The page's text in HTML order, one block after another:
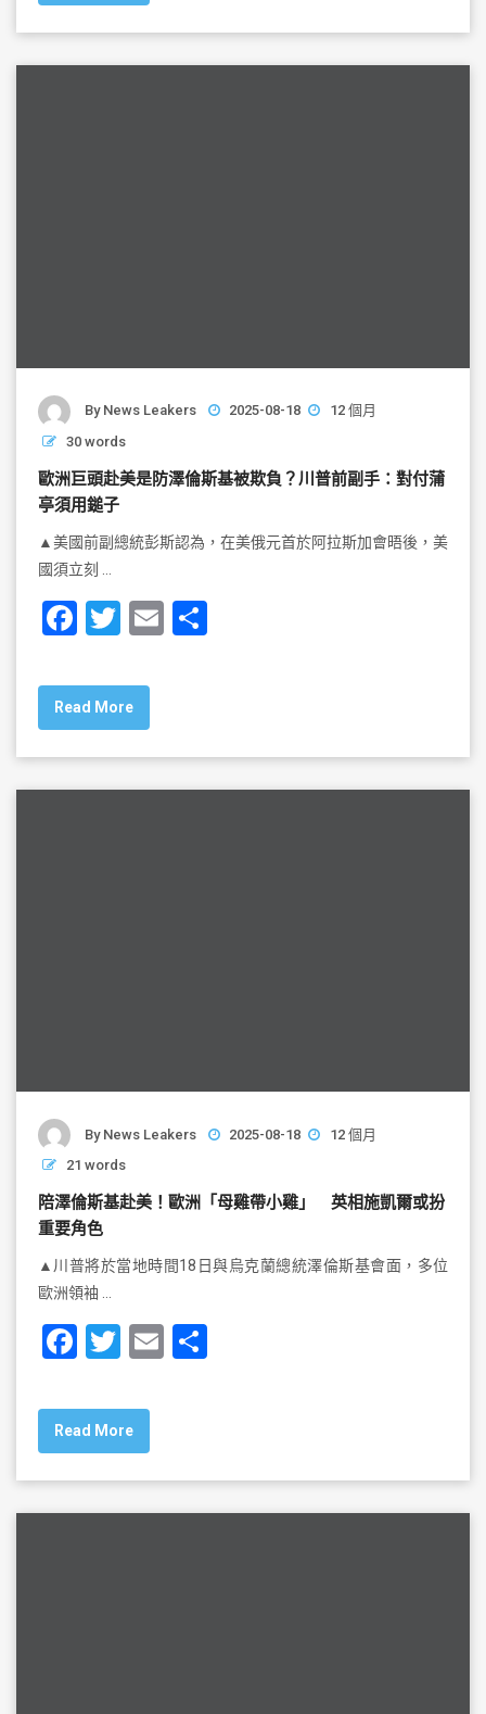
b
o
By News Leakers 2025-08-18
12 個月
30 words
歐洲巨頭赴美是防澤倫斯基被欺負？川普前副手：對付蒲
亭須用鎚子
▲美國前副總統彭斯認為，在美俄元首於阿拉斯加會晤後，美
國須立刻 …
F
c
e
b
o
T
tt
er
E
Read More
By News Leakers 2025-08-18
12 個月
21 words
陪澤倫斯基赴美！歐洲「母雞帶小雞」 英相施凱爾或扮
重要角色
▲川普將於當地時間18日與烏克蘭總統澤倫斯基會面，多位
歐洲領袖 …
F
c
e
b
o
T
tt
er
E
Read More